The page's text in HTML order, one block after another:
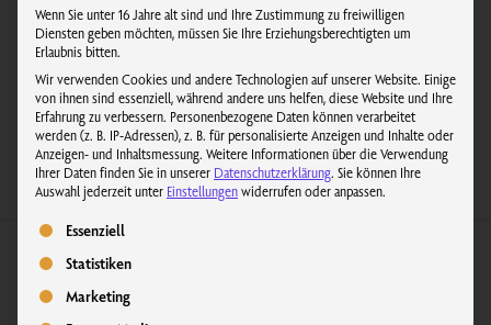
Autorenname: Michaela
Thaler
Warum
sind
Wärmeanwendungen
Wenn Sie unter 16 Jahre alt sind und Ihre Zustimmung zu freiwilligen
Diensten geben möchten, müssen Sie Ihre Erziehungsberechtigten um
Erlaubnis bitten.
Wir verwenden Cookies und andere Technologien auf unserer Website. Einige
von ihnen sind essenziell, während andere uns helfen, diese Website und Ihre
Erfahrung zu verbessern. Personenbezogene Daten können verarbeitet
werden (z. B. IP-Adressen), z. B. für personalisierte Anzeigen und Inhalte oder
Anzeigen- und Inhaltsmessung. Weitere Informationen über die Verwendung
Ihrer Daten finden Sie in unserer Datenschutzerklärung. Sie können Ihre
Auswahl jederzeit unter Einstellungenwiderrufen oder anpassen.
Es folgt eine Liste der Service-Gruppen, für die eine Einwilligung erteilt
Essenziell
Statistiken
Marketing